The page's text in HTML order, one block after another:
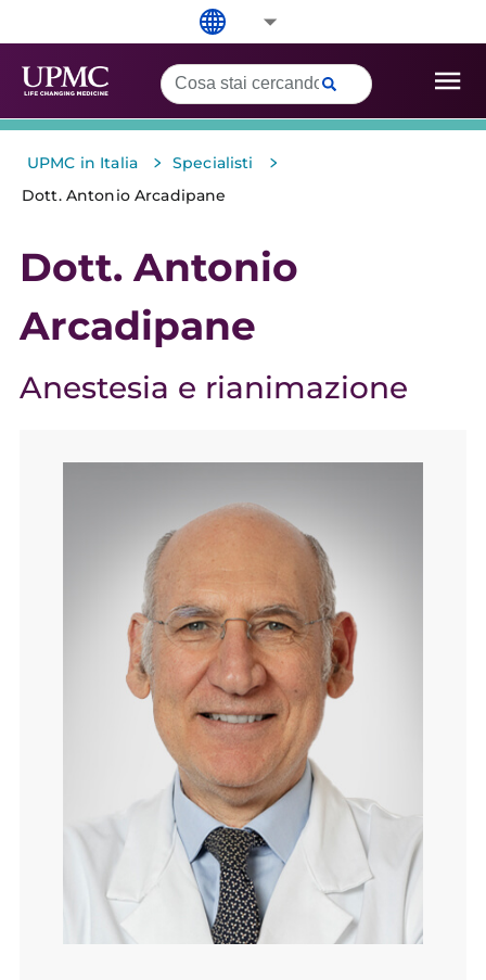
UPMC in Italia > Specialisti >
Dott. Antonio Arcadipane
Dott. Antonio
Arcadipane
Anestesia e rianimazione